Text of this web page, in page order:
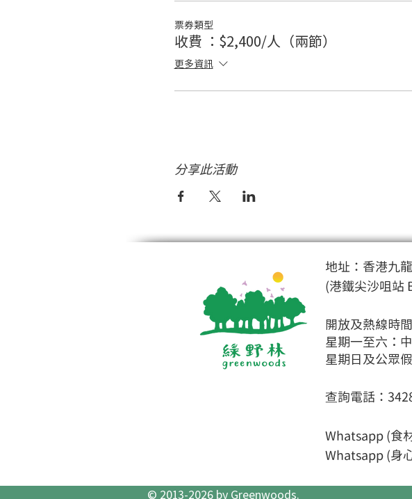
票券類型
收費 ：$2,400/人（兩節）
更多資訊
分享此活動
地址：香港九
(港鐵尖沙咀站
開放及熱線時間
星期一至六：
星期日及公眾
查詢電話：
Whatsapp (食
Whatsapp (身
© 2013-2026 by Greenwoods.